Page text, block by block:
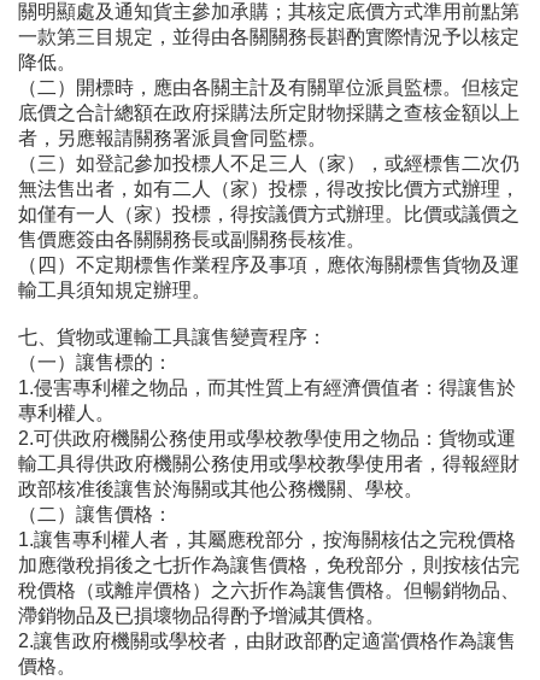
關明顯處及通知貨主參加承購；其核定底價方式準用前點第
一款第三目規定，並得由各關關務長斟酌實際情況予以核定
降低。
（二）開標時，應由各關主計及有關單位派員監標。但核定
底價之合計總額在政府採購法所定財物採購之查核金額以上
者，另應報請關務署派員會同監標。
（三）如登記參加投標人不足三人（家），或經標售二次仍
無法售出者，如有二人（家）投標，得改按比價方式辦理，
如僅有一人（家）投標，得按議價方式辦理。比價或議價之
售價應簽由各關關務長或副關務長核准。
（四）不定期標售作業程序及事項，應依海關標售貨物及運
輸工具須知規定辦理。
七、貨物或運輸工具讓售變賣程序：
（一）讓售標的：
1.侵害專利權之物品，而其性質上有經濟價值者：得讓售於
專利權人。
2.可供政府機關公務使用或學校教學使用之物品：貨物或運
輸工具得供政府機關公務使用或學校教學使用者，得報經財
政部核准後讓售於海關或其他公務機關、學校。
（二）讓售價格：
1.讓售專利權人者，其屬應稅部分，按海關核估之完稅價格
加應徵稅捐後之七折作為讓售價格，免稅部分，則按核估完
稅價格（或離岸價格）之六折作為讓售價格。但暢銷物品、
滯銷物品及已損壞物品得酌予增減其價格。
2.讓售政府機關或學校者，由財政部酌定適當價格作為讓售
價格。